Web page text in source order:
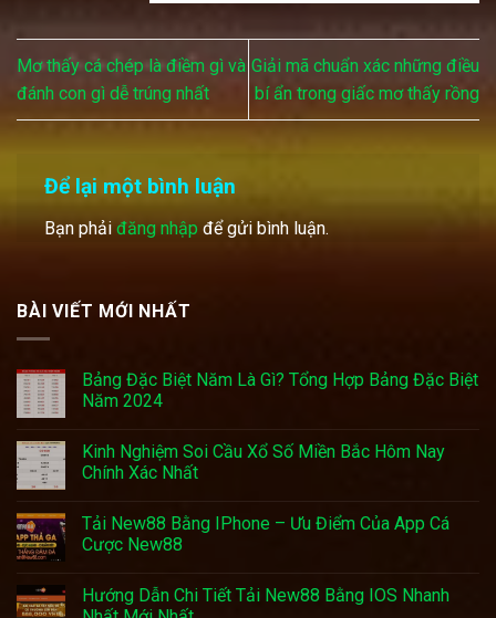
Mơ thấy cá chép là điềm gì và
đánh con gì dễ trúng nhất
Giải mã chuẩn xác những điều
bí ẩn trong giấc mơ thấy rồng
Để lại một bình luận
Bạn phải đăng nhập để gửi bình luận.
BÀI VIẾT MỚI NHẤT
Bảng Đặc Biệt Năm Là Gì? Tổng Hợp Bảng Đặc Biệt
Năm 2024
Kinh Nghiệm Soi Cầu Xổ Số Miền Bắc Hôm Nay
Chính Xác Nhất
Tải New88 Bằng IPhone – Ưu Điểm Của App Cá
Cược New88
Hướng Dẫn Chi Tiết Tải New88 Bằng IOS Nhanh